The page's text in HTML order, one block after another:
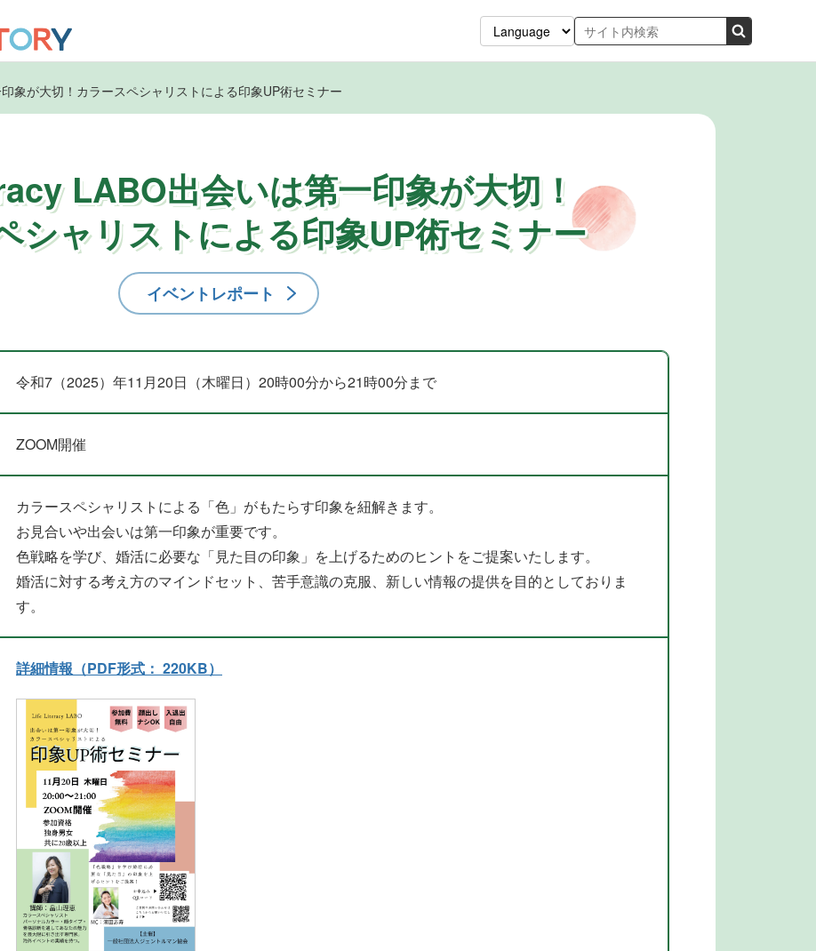
象が大切！カラースペシャリストによる印象UP術セミナー
LABO出会いは第一印象が大切！
シャリストによる印象UP術セミナー
イベントレポート
令和7（2025）年11月20日（木曜日）20時00分から21時00分まで
ZOOM開催
カラースペシャリストによる「色」がもたらす印象を紐解きます。
お見合いや出会いは第一印象が重要です。
色戦略を学び、婚活に必要な「見た目の印象」を上げるためのヒントをご提案いたします。
婚活に対する考え方のマインドセット、苦手意識の克服、新しい情報の提供を目的としておりま
す。
詳細情報（PDF形式： 220KB）